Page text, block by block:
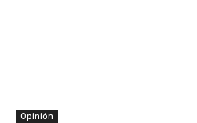
Opinión